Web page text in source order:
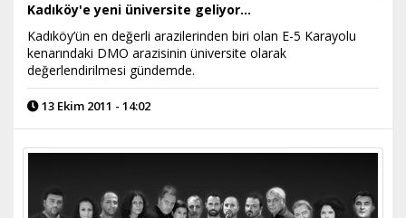
Kadıköy'e yeni üniversite geliyor…
Kadıköy’ün en değerli arazilerinden biri olan E-5 Karayolu
kenarındaki DMO arazisinin üniversite olarak
değerlendirilmesi gündemde.
13 Ekim 2011 - 14:02